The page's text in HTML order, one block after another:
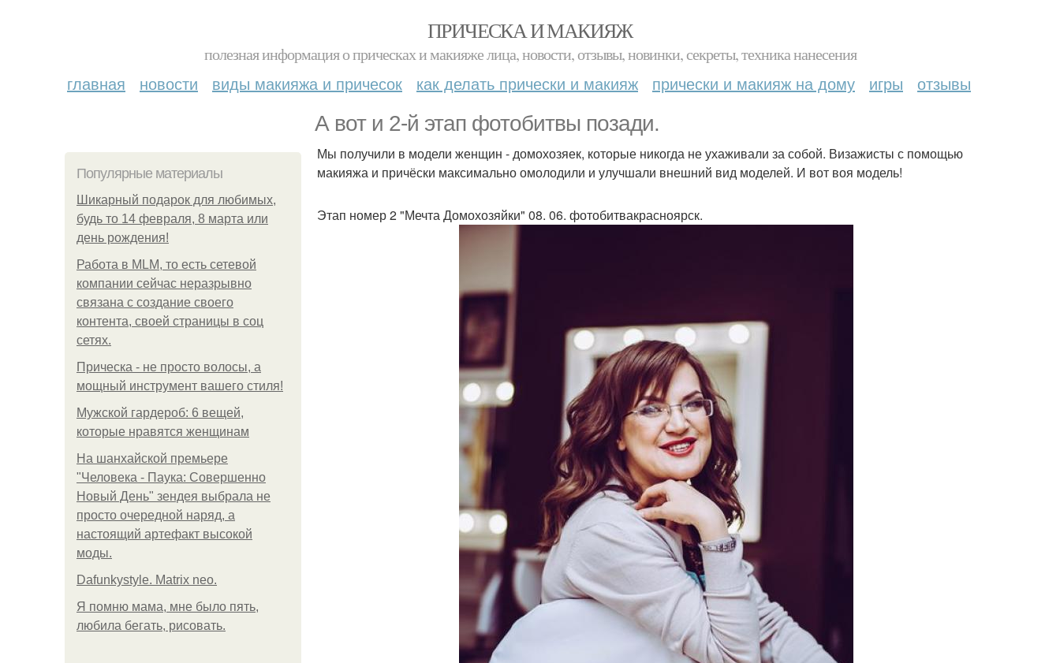
ПРИЧЕСКА И МАКИЯЖ
полезная информация о прическах и макияже лица, новости, отзывы, новинки, секреты, техника нанесения
главная новости виды макияжа и причесок как делать прически и макияж прически и макияж на дому игры отзывы
А вот и 2-й этап фотобитвы позади.
Популярные материалы
Шикарный подарок для любимых,
будь то 14 февраля, 8 марта или
день рождения!
Работа в MLM, то есть сетевой
компании сейчас неразрывно
связана с создание своего
контента, своей страницы в соц
сетях.
Прическа - не просто волосы, а
мощный инструмент вашего стиля!
Мужской гардероб: 6 вещей,
которые нравятся женщинам
На шанхайской премьере
"Человека - Паука: Совершенно
Новый День" зендея выбрала не
просто очередной наряд, а
настоящий артефакт высокой
моды.
Dafunkystyle. Matrix neo.
Я помню мама, мне было пять,
любила бегать, рисовать.
Мы получили в модели женщин - домохозяек, которые никогда не ухаживали за собой. Визажисты с помощью
макияжа и причёски максимально омолодили и улучшали внешний вид моделей. И вот воя модель!
Этап номер 2 "Мечта Домохозяйки" 08. 06. фотобитвакрасноярск.